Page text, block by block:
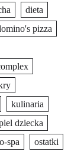
dieta
pizza
kulinaria
dziecka
spa
ostatki